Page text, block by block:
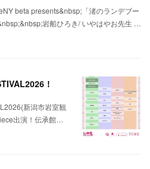
beta presents&nbsp;「渚のランデブー
岩船ひろき/ いやはやお先生 …
！
新潟市岩室観
出演！伝承館…